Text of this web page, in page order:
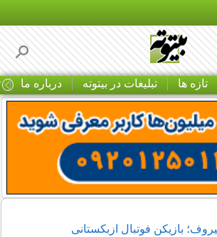
تازه ها تبلیغات در بیتوته درباره ما
بازیکن فوتبال ازبکستانی